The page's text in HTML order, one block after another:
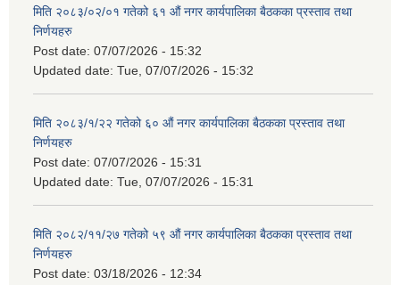
मिति २०८३/०२/०१ गतेको ६१ औं नगर कार्यपालिका बैठकका प्रस्ताव तथा
निर्णयहरु
Post date: 07/07/2026 - 15:32
Updated date: Tue, 07/07/2026 - 15:32
मिति २०८३/१/२२ गतेको ६० औं नगर कार्यपालिका बैठकका प्रस्ताव तथा
निर्णयहरु
Post date: 07/07/2026 - 15:31
Updated date: Tue, 07/07/2026 - 15:31
मिति २०८२/११/२७ गतेको ५९ औं नगर कार्यपालिका बैठकका प्रस्ताव तथा
निर्णयहरु
Post date: 03/18/2026 - 12:34